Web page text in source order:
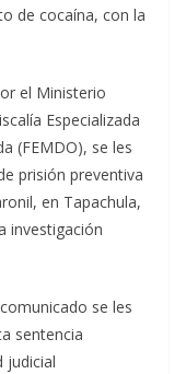
de cocaína, con la
el Ministerio
Especializada
(FEMDO), se les
prisión preventiva
en Tapachula,
investigación
se les
sentencia
judicial